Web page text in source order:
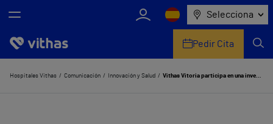
Selecciona
Nosotros
Pedir Cita
Hospitales Vithas Comunicación Innovación y Salud Vithas Vitoria participa en una investigación sobre los beneficios del Mindfulness en pacientes con dolor crónico y fibromialgia